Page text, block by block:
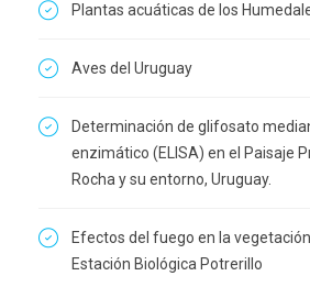
Plantas acuáticas de los
Aves del Uruguay
Determinación de glifosato
enzimático (ELISA) en el Paisaje
Rocha y su entorno, Uruguay.
Efectos del fuego en la
Estación Biológica Potrerillo